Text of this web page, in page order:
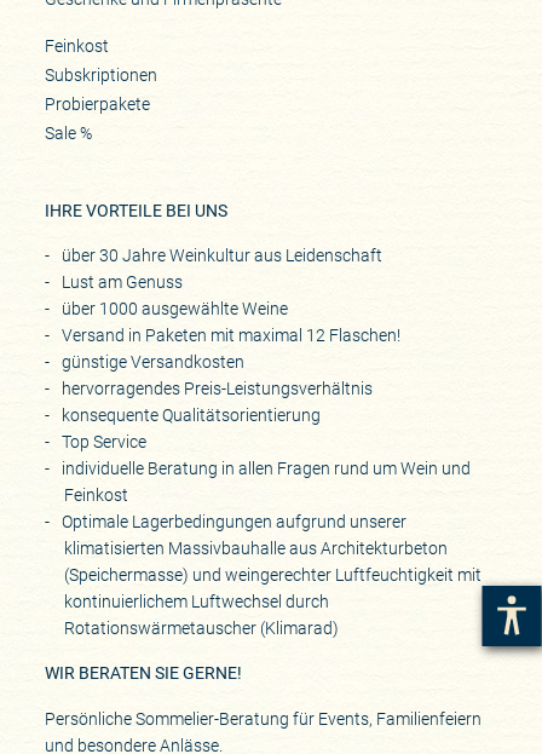
Feinkost
Subskriptionen
Probierpakete
Sale %
IHRE VORTEILE BEI UNS
über 30 Jahre Weinkultur aus Leidenschaft
Lust am Genuss
über 1000 ausgewählte Weine
Versand in Paketen mit maximal 12 Flaschen!
günstige Versandkosten
hervorragendes Preis-Leistungsverhältnis
konsequente Qualitätsorientierung
Top Service
individuelle Beratung in allen Fragen rund um Wein und
Feinkost
Optimale Lagerbedingungen aufgrund unserer
klimatisierten Massivbauhalle aus Architekturbeton
(Speichermasse) und weingerechter Luftfeuchtigkeit mit
kontinuierlichem Luftwechsel durch
Rotationswärmetauscher (Klimarad)
WIR BERATEN SIE GERNE!
Persönliche Sommelier-Beratung für Events, Familienfeiern
und besondere Anlässe.